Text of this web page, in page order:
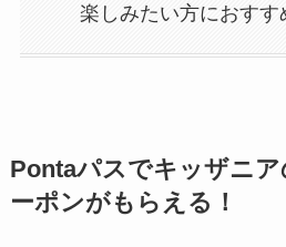
楽しみたい方におすす
Pontaパスでキッザニア
ーポンがもらえる！